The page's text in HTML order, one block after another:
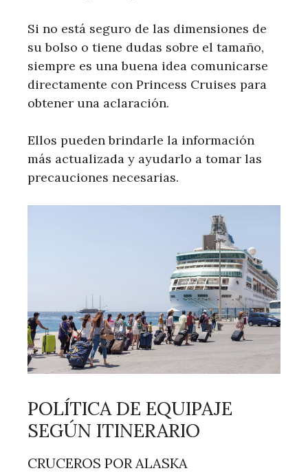
Si no está seguro de las dimensiones de
su bolso o tiene dudas sobre el tamaño,
siempre es una buena idea comunicarse
directamente con Princess Cruises para
obtener una aclaración.
Ellos pueden brindarle la información
más actualizada y ayudarlo a tomar las
precauciones necesarias.
POLÍTICA DE EQUIPAJE
SEGÚN ITINERARIO
CRUCEROS POR ALASKA